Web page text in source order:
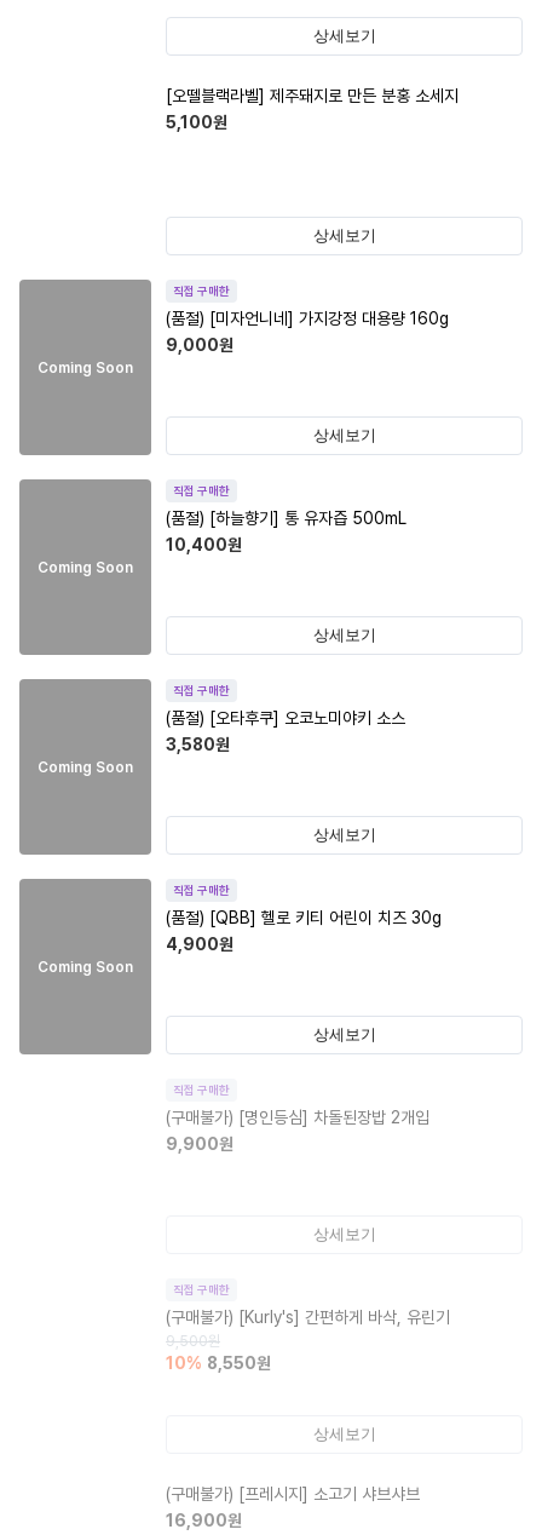
상세보기
[오뗄블랙라벨] 제주돼지로 만든 분홍 소세지
5,100원
상세보기
Coming Soon
직접 구매한
(품절) [미자언니네] 가지강정 대용량 160g
9,000원
상세보기
Coming Soon
직접 구매한
(품절) [하늘향기] 통 유자즙 500mL
10,400원
상세보기
Coming Soon
직접 구매한
(품절) [오타후쿠] 오코노미야키 소스
3,580원
상세보기
Coming Soon
직접 구매한
(품절) [QBB] 헬로 키티 어린이 치즈 30g
4,900원
상세보기
직접 구매한
(구매불가) [명인등심] 차돌된장밥 2개입
9,900원
상세보기
직접 구매한
(구매불가) [Kurly's] 간편하게 바삭, 유린기
9,500원
10% 8,550원
상세보기
(구매불가) [프레시지] 소고기 샤브샤브
16,900원